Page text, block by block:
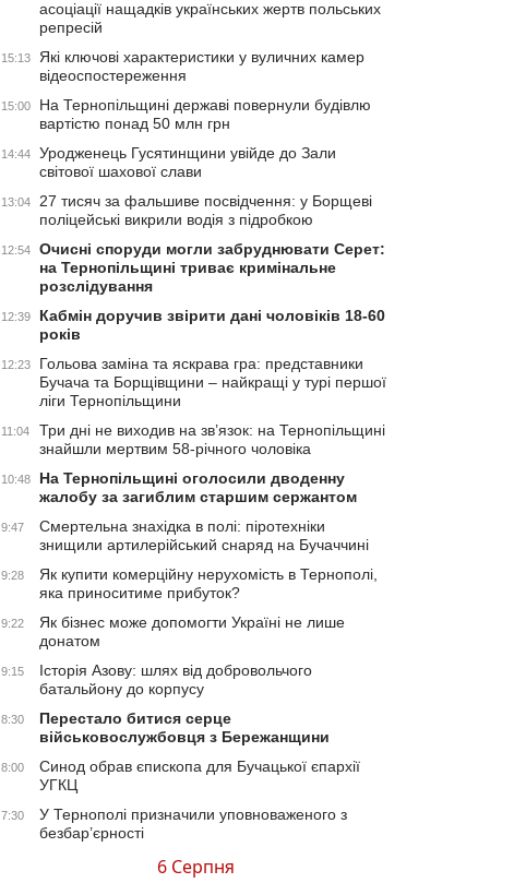
асоціації нащадків українських жертв польських
репресій
15:13
Які ключові характеристики у вуличних камер
відеоспостереження
15:00
На Тернопільщині державі повернули будівлю
вартістю понад 50 млн грн
14:44
Уродженець Гусятинщини увійде до Зали
світової шахової слави
13:04
27 тисяч за фальшиве посвідчення: у Борщеві
поліцейські викрили водія з підробкою
12:54
Очисні споруди могли забруднювати Серет:
на Тернопільщині триває кримінальне
розслідування
12:39
Кабмін доручив звірити дані чоловіків 18-60
років
12:23
Гольова заміна та яскрава гра: представники
Бучача та Борщівщини – найкращі у турі першої
ліги Тернопільщини
11:04
Три дні не виходив на зв’язок: на Тернопільщині
знайшли мертвим 58-річного чоловіка
10:48
На Тернопільщині оголосили дводенну
жалобу за загиблим старшим сержантом
9:47
Смертельна знахідка в полі: піротехніки
знищили артилерійський снаряд на Бучаччині
9:28
Як купити комерційну нерухомість в Тернополі,
яка приноситиме прибуток?
9:22
Як бізнес може допомогти Україні не лише
донатом
9:15
Історія Азову: шлях від добровольчого
батальйону до корпусу
8:30
Перестало битися серце
військовослужбовця з Бережанщини
8:00
Синод обрав єпископа для Бучацької єпархії
УГКЦ
7:30
У Тернополі призначили уповноваженого з
безбар’єрності
6 Серпня